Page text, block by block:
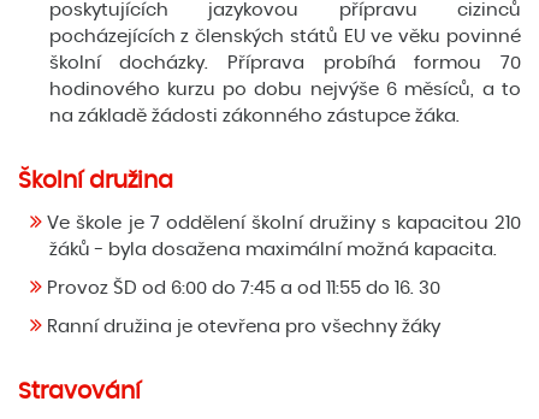
poskytujících jazykovou přípravu cizinců
pocházejících z členských států EU ve věku povinné
školní docházky. Příprava probíhá formou 70
hodinového kurzu po dobu nejvýše 6 měsíců, a to
na základě žádosti zákonného zástupce žáka.
Školní družina
Ve škole je 7 oddělení školní družiny s kapacitou 210
žáků - byla dosažena maximální možná kapacita.
Provoz ŠD od 6:00 do 7:45 a od 11:55 do 16. 30
Ranní družina je otevřena pro všechny žáky
Stravování